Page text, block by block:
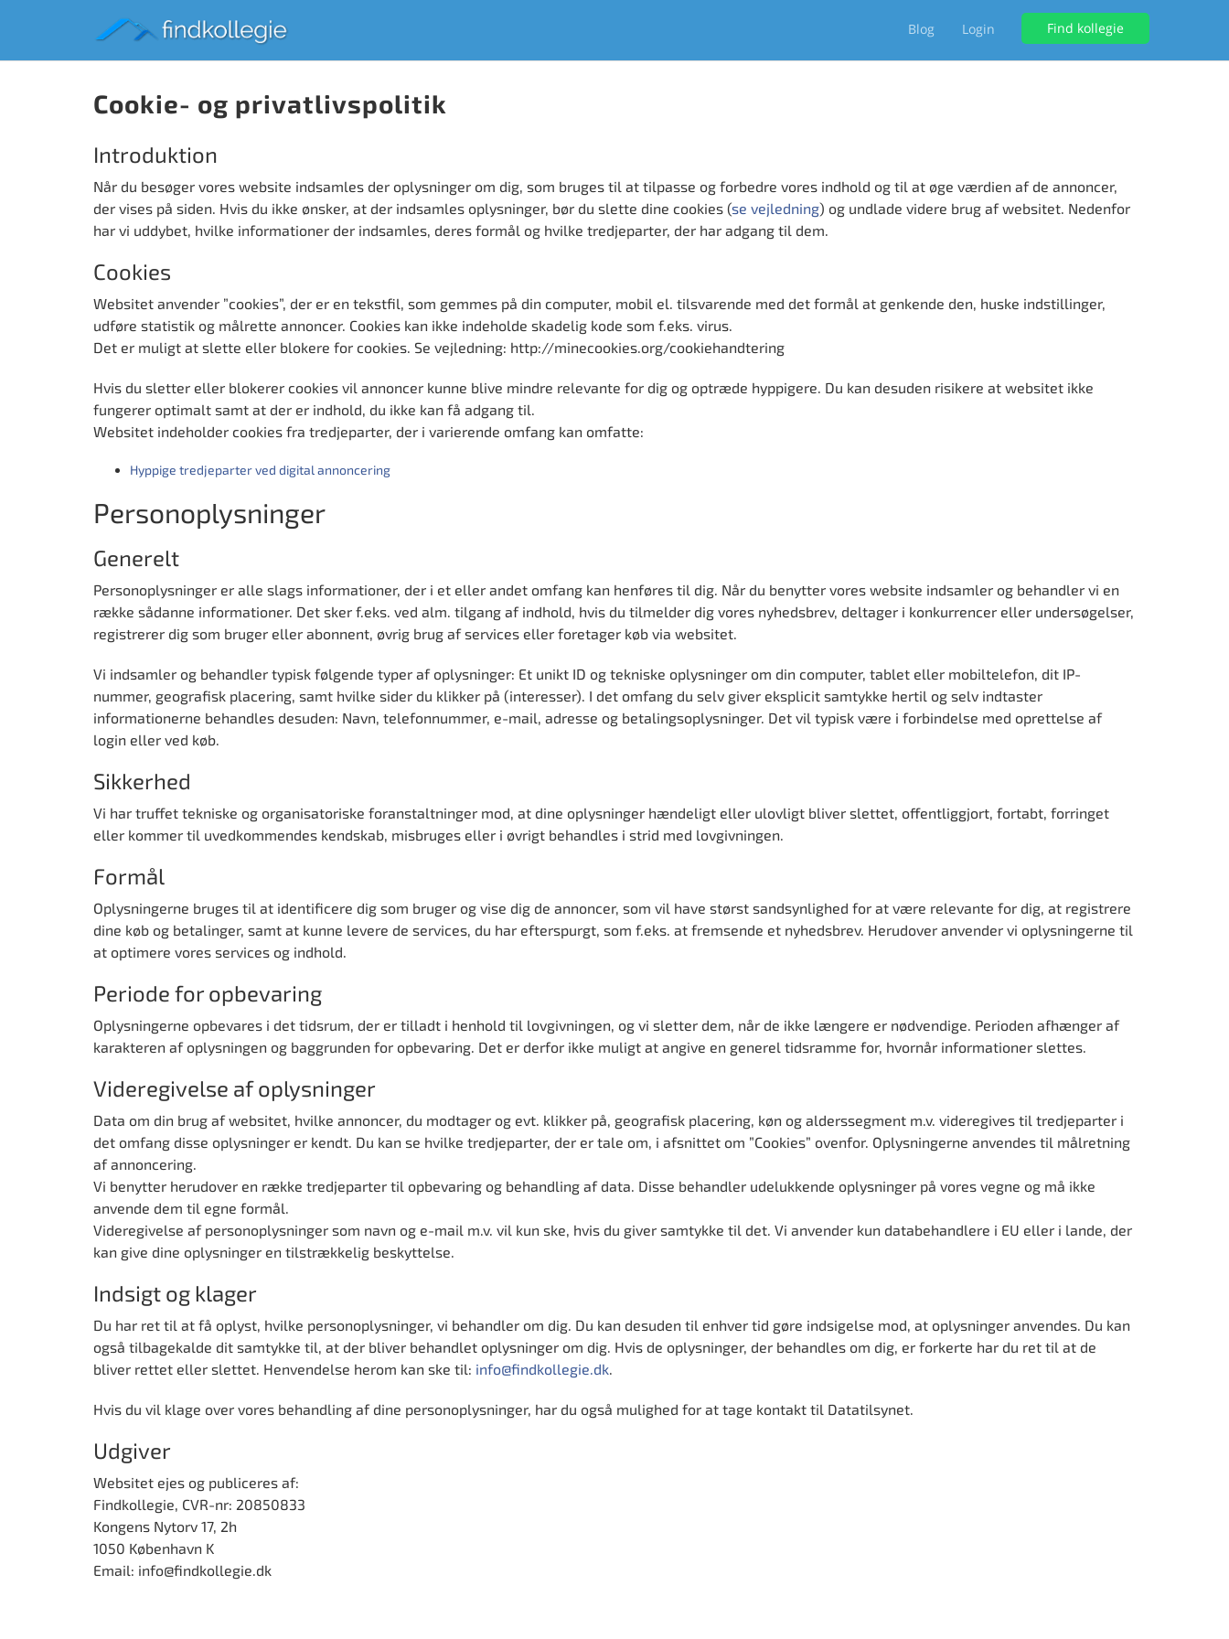
Blog Login Find kollegie
Cookie- og privatlivspolitik
Introduktion
Når du besøger vores website indsamles der oplysninger om dig, som bruges til at tilpasse og forbedre vores indhold og til at øge værdien af de annoncer,
der vises på siden. Hvis du ikke ønsker, at der indsamles oplysninger, bør du slette dine cookies (se vejledning) og undlade videre brug af websitet. Nedenfor
har vi uddybet, hvilke informationer der indsamles, deres formål og hvilke tredjeparter, der har adgang til dem.
Cookies
Websitet anvender ”cookies”, der er en tekstfil, som gemmes på din computer, mobil el. tilsvarende med det formål at genkende den, huske indstillinger,
udføre statistik og målrette annoncer. Cookies kan ikke indeholde skadelig kode som f.eks. virus.
Det er muligt at slette eller blokere for cookies. Se vejledning: http://minecookies.org/cookiehandtering
Hvis du sletter eller blokerer cookies vil annoncer kunne blive mindre relevante for dig og optræde hyppigere. Du kan desuden risikere at websitet ikke
fungerer optimalt samt at der er indhold, du ikke kan få adgang til.
Websitet indeholder cookies fra tredjeparter, der i varierende omfang kan omfatte:
Hyppige tredjeparter ved digital annoncering
Personoplysninger
Generelt
Personoplysninger er alle slags informationer, der i et eller andet omfang kan henføres til dig. Når du benytter vores website indsamler og behandler vi en
række sådanne informationer. Det sker f.eks. ved alm. tilgang af indhold, hvis du tilmelder dig vores nyhedsbrev, deltager i konkurrencer eller undersøgelser,
registrerer dig som bruger eller abonnent, øvrig brug af services eller foretager køb via websitet.
Vi indsamler og behandler typisk følgende typer af oplysninger: Et unikt ID og tekniske oplysninger om din computer, tablet eller mobiltelefon, dit IP-
nummer, geografisk placering, samt hvilke sider du klikker på (interesser). I det omfang du selv giver eksplicit samtykke hertil og selv indtaster
informationerne behandles desuden: Navn, telefonnummer, e-mail, adresse og betalingsoplysninger. Det vil typisk være i forbindelse med oprettelse af
login eller ved køb.
Sikkerhed
Vi har truffet tekniske og organisatoriske foranstaltninger mod, at dine oplysninger hændeligt eller ulovligt bliver slettet, offentliggjort, fortabt, forringet
eller kommer til uvedkommendes kendskab, misbruges eller i øvrigt behandles i strid med lovgivningen.
Formål
Oplysningerne bruges til at identificere dig som bruger og vise dig de annoncer, som vil have størst sandsynlighed for at være relevante for dig, at registrere
dine køb og betalinger, samt at kunne levere de services, du har efterspurgt, som f.eks. at fremsende et nyhedsbrev. Herudover anvender vi oplysningerne til
at optimere vores services og indhold.
Periode for opbevaring
Oplysningerne opbevares i det tidsrum, der er tilladt i henhold til lovgivningen, og vi sletter dem, når de ikke længere er nødvendige. Perioden afhænger af
karakteren af oplysningen og baggrunden for opbevaring. Det er derfor ikke muligt at angive en generel tidsramme for, hvornår informationer slettes.
Videregivelse af oplysninger
Data om din brug af websitet, hvilke annoncer, du modtager og evt. klikker på, geografisk placering, køn og alderssegment m.v. videregives til tredjeparter i
det omfang disse oplysninger er kendt. Du kan se hvilke tredjeparter, der er tale om, i afsnittet om ”Cookies” ovenfor. Oplysningerne anvendes til målretning
af annoncering.
Vi benytter herudover en række tredjeparter til opbevaring og behandling af data. Disse behandler udelukkende oplysninger på vores vegne og må ikke
anvende dem til egne formål.
Videregivelse af personoplysninger som navn og e-mail m.v. vil kun ske, hvis du giver samtykke til det. Vi anvender kun databehandlere i EU eller i lande, der
kan give dine oplysninger en tilstrækkelig beskyttelse.
Indsigt og klager
Du har ret til at få oplyst, hvilke personoplysninger, vi behandler om dig. Du kan desuden til enhver tid gøre indsigelse mod, at oplysninger anvendes. Du kan
også tilbagekalde dit samtykke til, at der bliver behandlet oplysninger om dig. Hvis de oplysninger, der behandles om dig, er forkerte har du ret til at de
bliver rettet eller slettet. Henvendelse herom kan ske til: info@findkollegie.dk.
Hvis du vil klage over vores behandling af dine personoplysninger, har du også mulighed for at tage kontakt til Datatilsynet.
Udgiver
Websitet ejes og publiceres af:
Findkollegie, CVR-nr: 20850833
Kongens Nytorv 17, 2h
1050 København K
Email: info@findkollegie.dk